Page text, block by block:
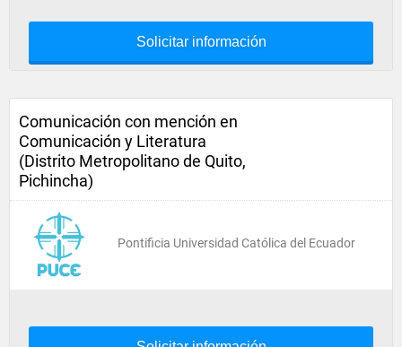
Solicitar información
Comunicación con mención en
Comunicación y Literatura
(Distrito Metropolitano de Quito,
Pichincha)
Pontificia Universidad Católica del Ecuador